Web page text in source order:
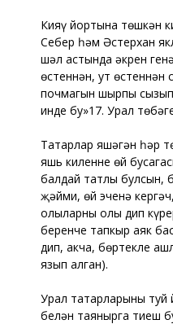
Кияү йортына төшкән
Себер һәм Әстерхан
шәл астында әкрен
өстеннән, ут
почмагын шырпы сызып
инде бу»17. Урал
Татарлар яшәгән һәр
яшь киленне өй
балдай татлы булсын,
җәйми, өй эченә
олыларны олы дип
беренче тапкыр аяк
дип, акча, бөртекле
язып алган).
Урал татарларының
белән таянырга тиеш